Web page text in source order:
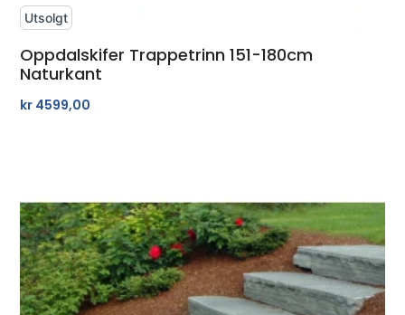
Oppdalskifer Trappetrinn 151-180cm
Naturkant
kr 4599,00
Utsolgt